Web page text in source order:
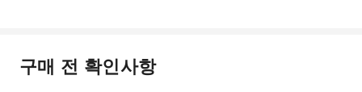
구매 전 확인사항